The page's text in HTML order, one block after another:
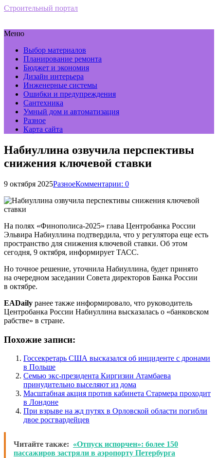
Строительный портал
Меню
Выбор материалов
Планирование ремонта
Бюджет и экономия
Дизайн интерьера
Инженерные системы
Ошибки и предупреждения
Сантехника
Умный дом и автоматизация
Разное
Карта сайта
Набиуллина озвучила перспективы
снижения ключевой ставки
9 октября 2025РазноеКомментарии: 0
На полях «Финополиса-2025» глава Центробанка России
Эльвира Набиуллина подтвердила, что у регулятора еще есть
пространство для снижения ключевой ставки. Об этом
сегодня, 9 октября, информирует ТАСС.
Но точное решение, уточнила Набиуллина, будет принято
на очередном заседании Совета директоров Банка России
в октябре.
EADaily ранее также информировало, что руководитель
Центробанка России Набиуллина высказалась о «банковском
рабстве» в стране.
Похожие записи:
Госсекретарь США высказался об инциденте с дронами
в Польше
Семью экс-президента Киргизии Атамбаева
принудительно выселяют из дома
Масштабная акция против кабинета Стармера проходит
в Лондоне
При взрыве на жд путях в Орловской области погибли
двое росгвардейцев
Читайте также: «Отпуск испорчен»: более 150
пассажиров застряли в аэропорту Петербурга